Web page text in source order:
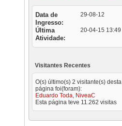
Data de
Ingresso
29-08-12
Última
Atividade
20-04-15 13:49
Visitantes Recentes
O(s) último(s) 2 visitante(s) desta
página foi(foram):
Eduardo Toda, NiveaC
Esta página teve 11.262 visitas